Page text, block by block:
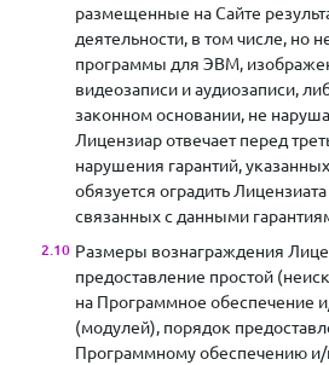
размещенные на Сайте
деятельности, в том числе, но
программы для ЭВМ,
видеозаписи и аудиозаписи,
законном основании, не
Лицензиар отвечает перед
нарушения гарантий,
обязуется оградить
связанных с данными
Размеры вознаграждения
предоставление простой
на Программное обеспечение
(модулей), порядок
Программному обеспечению и/